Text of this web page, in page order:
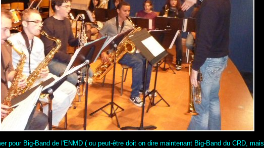
pour Big-Band de l'ENMD ( ou peut-être doit on dire maintenant Big-Band du CRD,